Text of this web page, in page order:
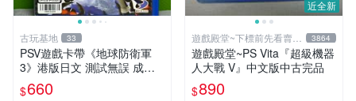
古玩基地 33
PSV遊戲卡帶《地球防衛軍
3》港版日文 測試無誤 成色
如圖 請確認再購 還原出貨 圖
內即是你所接收 地球防衛軍3
$660
近全新
遊戲殿堂~下標前先看賣場
關於我
3864
遊戲殿堂~PS Vita『超級機器
人大戰 V』中文版中古完品
$890